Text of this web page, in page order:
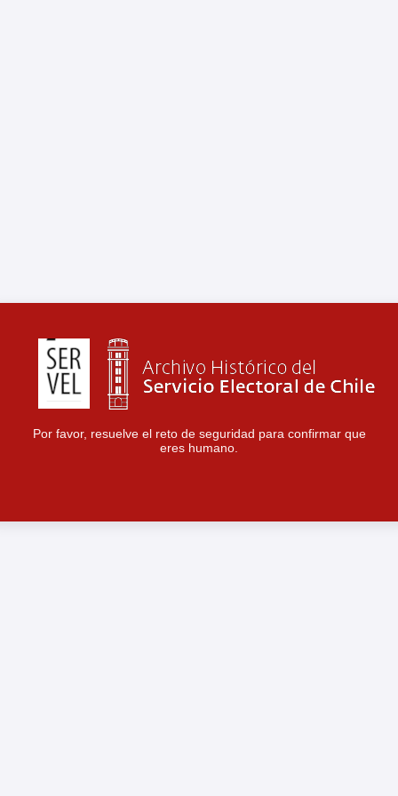
Por favor, resuelve el reto de seguridad para confirmar que
eres humano.